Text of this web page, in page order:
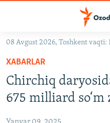
Асосий
навигацияга
ўтинг
Қидиришга
OZODVIDEO
OZODARXIV
На русском
08 Avgust 2026, Toshkent vaqti:
XABARLAR
Chirchiq
675 milliard